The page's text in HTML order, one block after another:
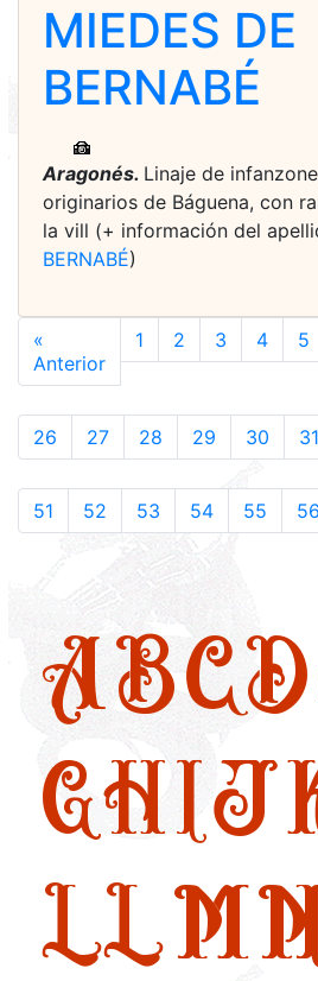
MIEDES DE
BERNABÉ
Aragonés. Linaje de
originarios de Báguena, con
la vill (+ información del
BERNABÉ)
«
Anterior
1 2 3 4 5
26 27 28 29 30 31
51 52 53 54 55 56
ABCD
GHIJ
LLM